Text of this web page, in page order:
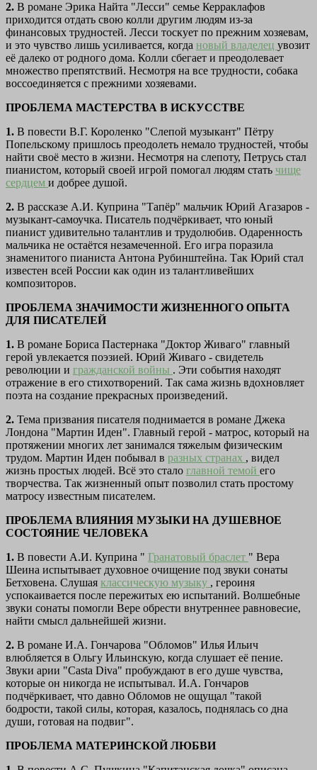
2. В романе Эрика Найта "Лесси" семье Керраклафов
приходится отдать свою колли другим людям из-за
финансовых трудностей. Лесси тоскует по прежним хозяевам,
и это чувство лишь усиливается, когда новый владелец увозит
её далеко от родного дома. Колли сбегает и преодолевает
множество препятствий. Несмотря на все трудности, собака
воссоединяется с прежними хозяевами.
ПРОБЛЕМА МАСТЕРСТВА В ИСКУССТВЕ
1. В повести В.Г. Короленко "Слепой музыкант" Пётру
Попельскому пришлось преодолеть немало трудностей, чтобы
найти своё место в жизни. Несмотря на слепоту, Петрусь стал
пианистом, который своей игрой помогал людям стать чище
сердцем и добрее душой.
2. В рассказе А.И. Куприна "Тапёр" мальчик Юрий Агазаров -
музыкант-самоучка. Писатель подчёркивает, что юный
пианист удивительно талантлив и трудолюбив. Одаренность
мальчика не остаётся незамеченной. Его игра поразила
знаменитого пианиста Антона Рубинштейна. Так Юрий стал
известен всей России как один из талантливейших
композиторов.
ПРОБЛЕМА ЗНАЧИМОСТИ ЖИЗНЕННОГО ОПЫТА
ДЛЯ ПИСАТЕЛЕЙ
1. В романе Бориса Пастернака "Доктор Живаго" главный
герой увлекается поэзией. Юрий Живаго - свидетель
революции и гражданской войны . Эти события находят
отражение в его стихотворений. Так сама жизнь вдохновляет
поэта на создание прекрасных произведений.
2. Тема призвания писателя поднимается в романе Джека
Лондона "Мартин Иден". Главный герой - матрос, который на
протяжении многих лет занимался тяжелым физическим
трудом. Мартин Иден побывал в разных странах , видел
жизнь простых людей. Всё это стало главной темой его
творчества. Так жизненный опыт позволил стать простому
матросу известным писателем.
ПРОБЛЕМА ВЛИЯНИЯ МУЗЫКИ НА ДУШЕВНОЕ
СОСТОЯНИЕ ЧЕЛОВЕКА
1. В повести А.И. Куприна " Гранатовый браслет " Вера
Шеина испытывает духовное очищение под звуки сонаты
Бетховена. Слушая классическую музыку , героиня
успокаивается после пережитых ею испытаний. Волшебные
звуки сонаты помогли Вере обрести внутреннее равновесие,
найти смысл дальнейшей жизни.
2. В романе И.А. Гончарова "Обломов" Илья Ильич
влюбляется в Ольгу Ильинскую, когда слушает её пение.
Звуки арии "Casta Diva" пробуждают в его душе чувства,
которые он никогда не испытывал. И.А. Гончаров
подчёркивает, что давно Обломов не ощущал "такой
бодрости, такой силы, которая, казалось, поднялась со дна
души, готовая на подвиг".
ПРОБЛЕМА МАТЕРИНСКОЙ ЛЮБВИ